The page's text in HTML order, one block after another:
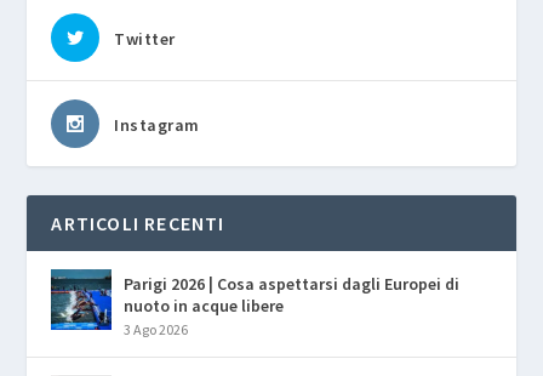
Twitter
Instagram
ARTICOLI RECENTI
Parigi 2026 | Cosa aspettarsi dagli Europei di
nuoto in acque libere
3 Ago 2026